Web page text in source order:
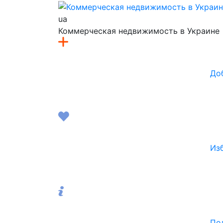
ua
Коммерческая недвижимость в Украине